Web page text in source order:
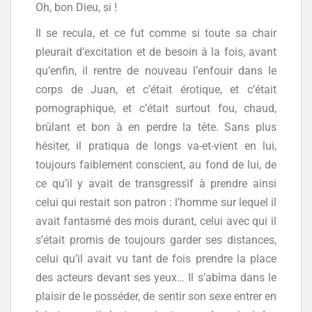
Oh, bon Dieu, si !
Il se recula, et ce fut comme si toute sa chair
pleurait d’excitation et de besoin à la fois, avant
qu’enfin, il rentre de nouveau l’enfouir dans le
corps de Juan, et c’était érotique, et c’était
pornographique, et c’était surtout fou, chaud,
brûlant et bon à en perdre la tête. Sans plus
hésiter, il pratiqua de longs va-et-vient en lui,
toujours faiblement conscient, au fond de lui, de
ce qu’il y avait de transgressif à prendre ainsi
celui qui restait son patron : l’homme sur lequel il
avait fantasmé des mois durant, celui avec qui il
s’était promis de toujours garder ses distances,
celui qu’il avait vu tant de fois prendre la place
des acteurs devant ses yeux… Il s’abîma dans le
plaisir de le posséder, de sentir son sexe entrer en